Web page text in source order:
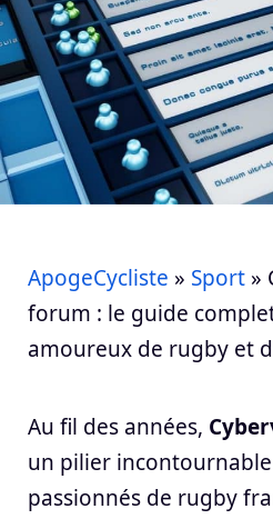
ApogeCycliste » Sport »
forum : le guide
amoureux de rugby et
Au fil des années,
un pilier
passionnés de rugby